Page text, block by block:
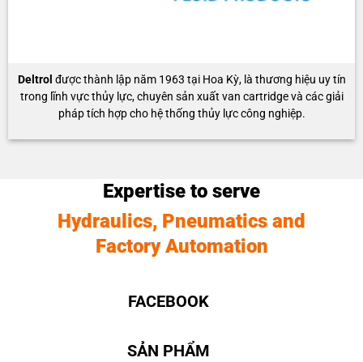
Deltrol được thành lập năm 1963 tại Hoa Kỳ, là thương hiệu uy tín
trong lĩnh vực thủy lực, chuyên sản xuất van cartridge và các giải
pháp tích hợp cho hệ thống thủy lực công nghiệp.
Expertise to serve
Hydraulics, Pneumatics and
Factory Automation
FACEBOOK
SẢN PHẨM